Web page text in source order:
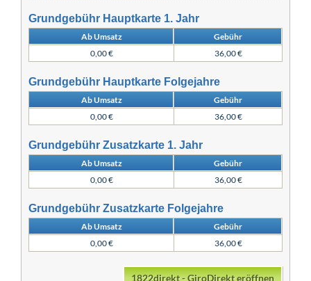
Grundgebühr Hauptkarte 1. Jahr
Ab Umsatz
Gebühr
0,00 €
36,00 €
Grundgebühr Hauptkarte Folgejahre
Ab Umsatz
Gebühr
0,00 €
36,00 €
Grundgebühr Zusatzkarte 1. Jahr
Ab Umsatz
Gebühr
0,00 €
36,00 €
Grundgebühr Zusatzkarte Folgejahre
Ab Umsatz
Gebühr
0,00 €
36,00 €
1822direkt - GiroDirekt eröffnen